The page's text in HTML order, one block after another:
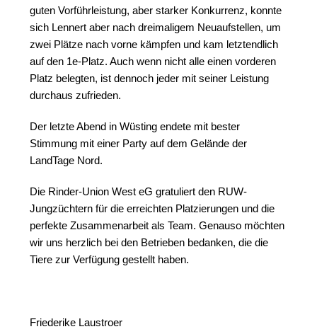
guten Vorführleistung, aber starker Konkurrenz, konnte
sich Lennert aber nach dreimaligem Neuaufstellen, um
zwei Plätze nach vorne kämpfen und kam letztendlich
auf den 1e-Platz. Auch wenn nicht alle einen vorderen
Platz belegten, ist dennoch jeder mit seiner Leistung
durchaus zufrieden.
Der letzte Abend in Wüsting endete mit bester
Stimmung mit einer Party auf dem Gelände der
LandTage Nord.
Die Rinder-Union West eG gratuliert den RUW-
Jungzüchtern für die erreichten Platzierungen und die
perfekte Zusammenarbeit als Team. Genauso möchten
wir uns herzlich bei den Betrieben bedanken, die die
Tiere zur Verfügung gestellt haben.
Friederike Laustroer